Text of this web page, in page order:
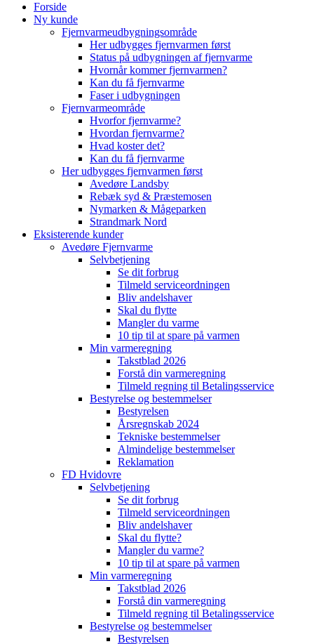
Forside
Ny kunde
Fjernvarmeudbygningsområde
Her udbygges fjernvarmen først
Status på udbygningen af fjernvarme
Hvornår kommer fjernvarmen?
Kan du få fjernvarme
Faser i udbygningen
Fjernvarmeområde
Hvorfor fjernvarme?
Hvordan fjernvarme?
Hvad koster det?
Kan du få fjernvarme
Her udbygges fjernvarmen først
Avedøre Landsby
Rebæk syd & Præstemosen
Nymarken & Mågeparken
Strandmark Nord
Eksisterende kunder
Avedøre Fjernvarme
Selvbetjening
Se dit forbrug
Tilmeld serviceordningen
Bliv andelshaver
Skal du flytte
Mangler du varme
10 tip til at spare på varmen
Min varmeregning
Takstblad 2026
Forstå din varmeregning
Tilmeld regning til Betalingsservice
Bestyrelse og bestemmelser
Bestyrelsen
Årsregnskab 2024
Tekniske bestemmelser
Almindelige bestemmelser
Reklamation
FD Hvidovre
Selvbetjening
Se dit forbrug
Tilmeld serviceordningen
Bliv andelshaver
Skal du flytte?
Mangler du varme?
10 tip til at spare på varmen
Min varmeregning
Takstblad 2026
Forstå din varmeregning
Tilmeld regning til Betalingsservice
Bestyrelse og bestemmelser
Bestyrelsen